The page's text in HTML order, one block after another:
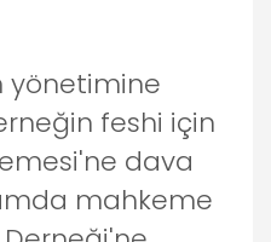
yönetimine
feshi için
dava
mahkeme